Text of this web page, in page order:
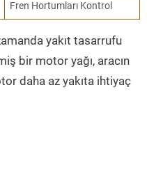
Fren Hortumları Kontrol
yakıt tasarrufu
bir motor yağı, aracın
daha az yakıta ihtiyaç